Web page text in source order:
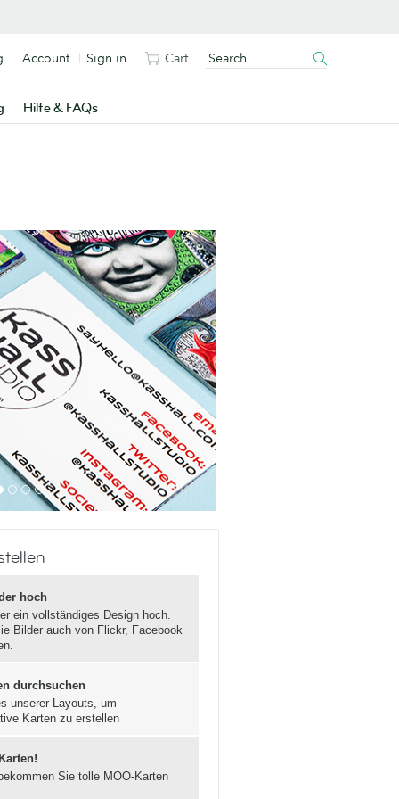
Hilfe & FAQs
Account Sign in Cart
hoch
ein vollständiges Design hoch.
Bilder auch von Flickr, Facebook
durchsuchen
unserer Layouts, um
Karten zu erstellen
Sie tolle MOO-Karten